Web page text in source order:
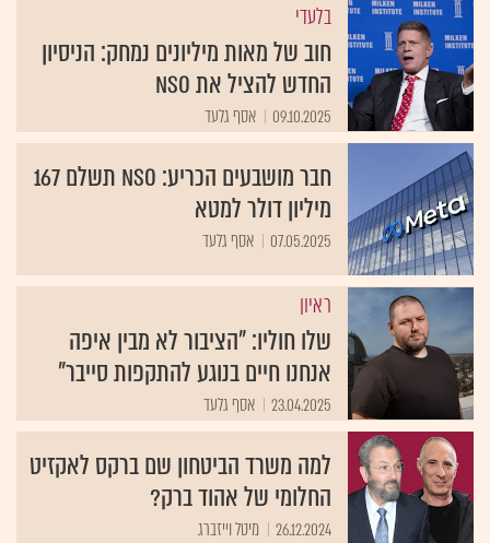
בלעדי
חוב של מאות מיליונים נמחק: הניסיון
החדש להציל את NSO
09.10.2025 אסף גלעד
חבר מושבעים הכריע: NSO תשלם 167
מיליון דולר למטא
07.05.2025 אסף גלעד
ראיון
שלו חוליו: "הציבור לא מבין איפה
אנחנו חיים בנוגע להתקפות סייבר"
23.04.2025 אסף גלעד
למה משרד הביטחון שם ברקס לאקזיט
החלומי של אהוד ברק?
26.12.2024 מיטל וייזברג